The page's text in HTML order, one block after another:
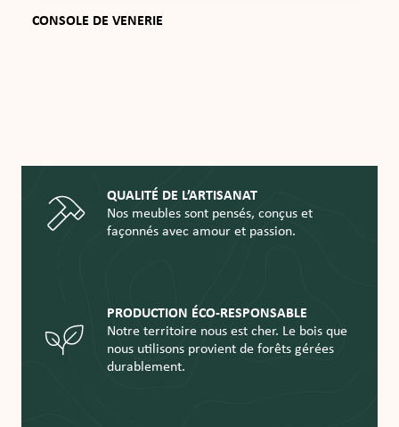
CONSOLE DE VENERIE
QUALITÉ DE L’ARTISANAT
Nos meubles sont pensés, conçus et
façonnés avec amour et passion.
PRODUCTION ÉCO-RESPONSABLE
Notre territoire nous est cher. Le bois que
nous utilisons provient de forêts gérées
durablement.